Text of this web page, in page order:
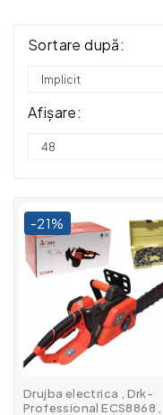
Sortare după:
Afișare:
-21%
Drujba electrica , Drk-
Professional ECS8868 ,